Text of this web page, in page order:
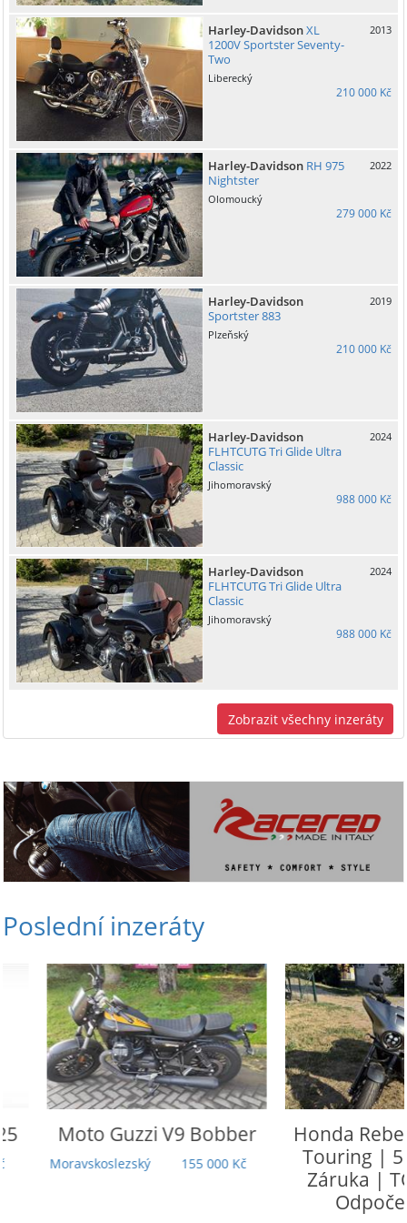
Harley-DavidsonXL
1200V Sportster Seventy-
Two
2013
Liberecký
210 000 Kč
Harley-Davidson RH 975
Nightster
2022
Olomoucký
279 000 Kč
Harley-Davidson
Sportster 883
2019
Plzeňský
210 000 Kč
Harley-Davidson
FLHTCUTG Tri Glide Ultra
Classic
2024
Jihomoravský
988 000 Kč
Harley-Davidson
FLHTCUTG Tri Glide Ultra
Classic
2024
Jihomoravský
988 000 Kč
Zobrazit všechny inzeráty
Poslední inzeráty
Moto GuzziV9 Bobber
Moravskoslezský 155 000 Kč
HondaRebel
Touring | 5
Záruka | TOP
Odpočet